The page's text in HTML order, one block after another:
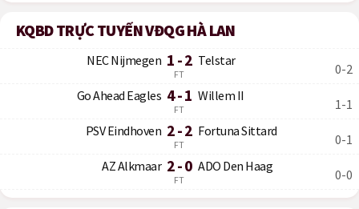
KQBD TRỰC TUYẾN VĐQG HÀ LAN
0-2
NEC Nijmegen 1 - 2 Telstar
FT
1-1
Go Ahead Eagles 4 - 1 Willem II
FT
0-1
PSV Eindhoven 2 - 2 Fortuna Sittard
FT
0-0
AZ Alkmaar 2 - 0 ADO Den Haag
FT